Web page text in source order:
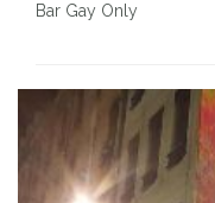
Bar Gay Only